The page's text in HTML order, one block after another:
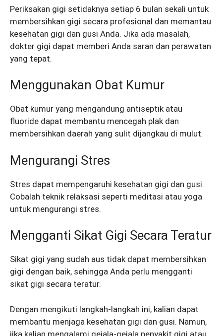
Periksakan gigi setidaknya setiap 6 bulan sekali untuk
membersihkan gigi secara profesional dan memantau
kesehatan gigi dan gusi Anda. Jika ada masalah,
dokter gigi dapat memberi Anda saran dan perawatan
yang tepat.
Menggunakan Obat Kumur
Obat kumur yang mengandung antiseptik atau
fluoride dapat membantu mencegah plak dan
membersihkan daerah yang sulit dijangkau di mulut.
Mengurangi Stres
Stres dapat mempengaruhi kesehatan gigi dan gusi.
Cobalah teknik relaksasi seperti meditasi atau yoga
untuk mengurangi stres.
Mengganti Sikat Gigi Secara Teratur
Sikat gigi yang sudah aus tidak dapat membersihkan
gigi dengan baik, sehingga Anda perlu mengganti
sikat gigi secara teratur.
Dengan mengikuti langkah-langkah ini, kalian dapat
membantu menjaga kesehatan gigi dan gusi. Namun,
jika kalian mengalami gejala-gejala penyakit gigi atau